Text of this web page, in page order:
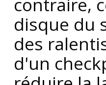
disque du
des
d'un